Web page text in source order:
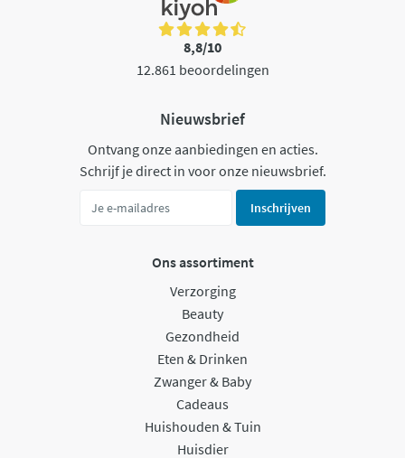
8,8/10
12.861 beoordelingen
Nieuwsbrief
Ontvang onze aanbiedingen en acties.
Schrijf je direct in voor onze nieuwsbrief.
Inschrijven
Ons assortiment
Verzorging
Beauty
Gezondheid
Eten & Drinken
Zwanger & Baby
Cadeaus
Huishouden & Tuin
Huisdier